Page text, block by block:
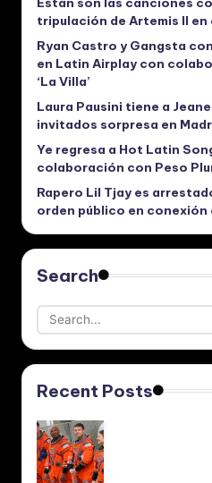
tripulación de Artemis II en
Ryan Castro y Gangsta
en Latin Airplay con
‘La Villa’
Laura Pausini tiene a
invitados sorpresa en
Ye regresa a Hot Latin
colaboración con Peso
Rapero Lil Tjay es
orden público en
Search
Recent Posts